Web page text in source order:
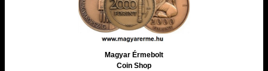
Magyar Érmebolt
Coin Shop